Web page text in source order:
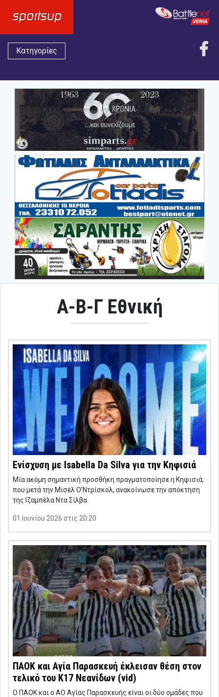
Κατηγορίες
Α-Β-Γ Εθνική
Ενίσχυση με Isabella Da Silva για την Κηφισιά
Μία ακόμη σημαντική προσθήκη πραγματοποίησε η Κηφισιά,
που μετά την Μισέλ Ο’Ντρίσκολ, ανακοίνωσε την απόκτηση
της Ιζαμπέλα Ντα Σίλβα
01 Ιουνίου 2026 στις 20:20
ΠΑΟΚ και Αγία Παρασκευή έκλεισαν θέση στον
τελικό του Κ17 Νεανίδων (vid)
Ο ΠΑΟΚ και ο ΑΟ Αγίας Παρασκευής είναι οι δύο ομάδες που